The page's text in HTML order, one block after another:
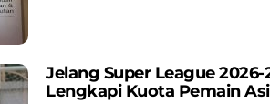
Jelang Super League
Lengkapi Kuota Pemain